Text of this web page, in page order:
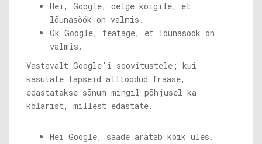
Hei, Google, öelge kõigile, et
lõunasöök on valmis.
Ok Google, teatage, et lõunasöök on
valmis.
Vastavalt Google'i soovitustele; kui
kasutate täpseid alltoodud fraase,
edastatakse sõnum mingil põhjusel ka
kõlarist, millest edastate.
Hei Google, saade äratab kõik üles.